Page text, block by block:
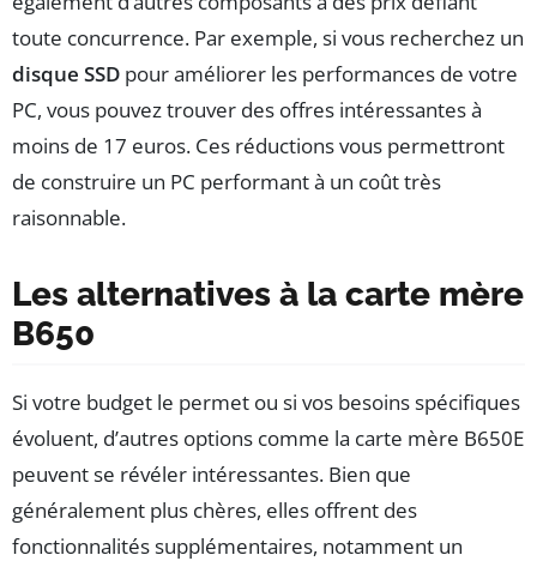
toute concurrence. Par exemple, si vous recherchez un
disque SSD pour améliorer les performances de votre
PC, vous pouvez trouver des offres intéressantes à
moins de 17 euros. Ces réductions vous permettront
de construire un PC performant à un coût très
raisonnable.
Les alternatives à la carte mère
B650
Si votre budget le permet ou si vos besoins spécifiques
évoluent, d’autres options comme la carte mère B650E
peuvent se révéler intéressantes. Bien que
généralement plus chères, elles offrent des
fonctionnalités supplémentaires, notamment un